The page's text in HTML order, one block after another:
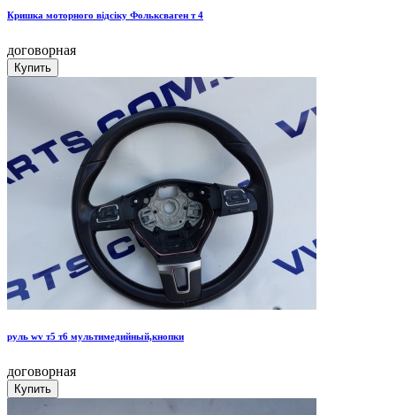
Кришка моторного відсіку Фольксваген т 4
договорная
руль wv т5 т6 мультимедийный,кнопки
договорная